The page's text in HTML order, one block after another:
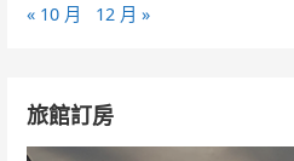
« 10 月 12 月 »
旅館訂房